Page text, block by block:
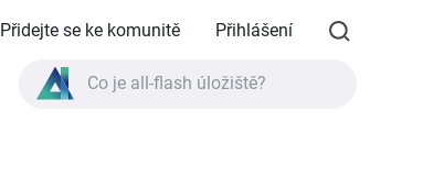
Přidejte se ke komunitě Přihlášení
Co je all-flash úložiště?